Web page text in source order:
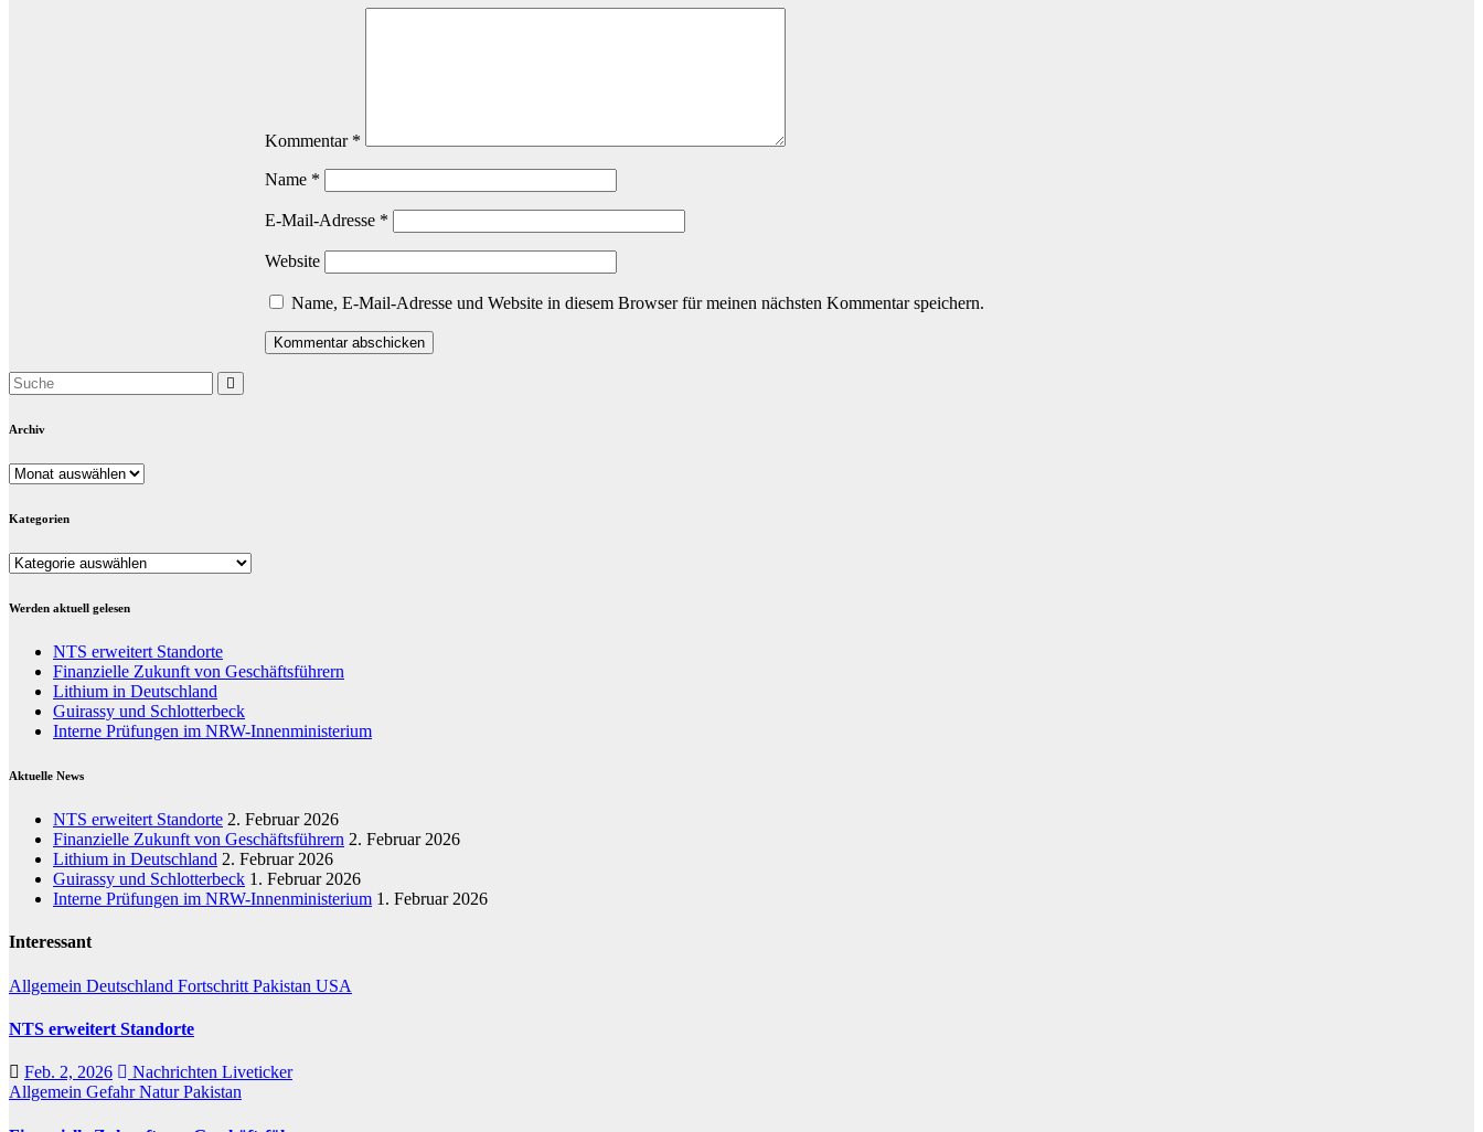
Kommentar *
Name *
E-Mail-Adresse *
Website
Name, E-Mail-Adresse und Website in diesem Browser für meinen nächsten Kommentar speichern.
Archiv
Archiv
Kategorien
Kategorien
Werden aktuell gelesen
NTS erweitert Standorte
Finanzielle Zukunft von Geschäftsführern
Lithium in Deutschland
Guirassy und Schlotterbeck
Interne Prüfungen im NRW-Innenministerium
Aktuelle News
NTS erweitert Standorte 2. Februar 2026
Finanzielle Zukunft von Geschäftsführern 2. Februar 2026
Lithium in Deutschland 2. Februar 2026
Guirassy und Schlotterbeck 1. Februar 2026
Interne Prüfungen im NRW-Innenministerium 1. Februar 2026
Interessant
Allgemein Deutschland Fortschritt Pakistan USA
NTS erweitert Standorte
Feb. 2, 2026
Nachrichten Liveticker
Allgemein GefahrNaturPakistan